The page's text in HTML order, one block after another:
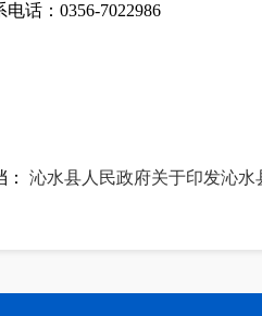
电话：0356-7022986
沁水县人民政府关于印发沁